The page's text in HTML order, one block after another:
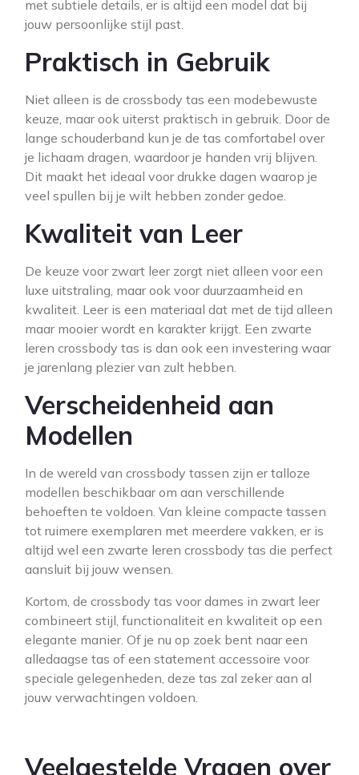
met subtiele details, er is altijd een model dat bij
jouw persoonlijke stijl past.
Praktisch in Gebruik
Niet alleen is de crossbody tas een modebewuste
keuze, maar ook uiterst praktisch in gebruik. Door de
lange schouderband kun je de tas comfortabel over
je lichaam dragen, waardoor je handen vrij blijven.
Dit maakt het ideaal voor drukke dagen waarop je
veel spullen bij je wilt hebben zonder gedoe.
Kwaliteit van Leer
De keuze voor zwart leer zorgt niet alleen voor een
luxe uitstraling, maar ook voor duurzaamheid en
kwaliteit. Leer is een materiaal dat met de tijd alleen
maar mooier wordt en karakter krijgt. Een zwarte
leren crossbody tas is dan ook een investering waar
je jarenlang plezier van zult hebben.
Verscheidenheid aan
Modellen
In de wereld van crossbody tassen zijn er talloze
modellen beschikbaar om aan verschillende
behoeften te voldoen. Van kleine compacte tassen
tot ruimere exemplaren met meerdere vakken, er is
altijd wel een zwarte leren crossbody tas die perfect
aansluit bij jouw wensen.
Kortom, de crossbody tas voor dames in zwart leer
combineert stijl, functionaliteit en kwaliteit op een
elegante manier. Of je nu op zoek bent naar een
alledaagse tas of een statement accessoire voor
speciale gelegenheden, deze tas zal zeker aan al
jouw verwachtingen voldoen.
Veelgestelde Vragen over